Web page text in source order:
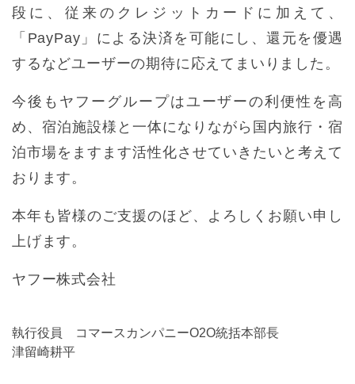
段に、従来のクレジットカードに加えて、
「PayPay」による決済を可能にし、還元を優遇
するなどユーザーの期待に応えてまいりました。
今後もヤフーグループはユーザーの利便性を高
め、宿泊施設様と一体になりながら国内旅行・宿
泊市場をますます活性化させていきたいと考えて
おります。
本年も皆様のご支援のほど、よろしくお願い申し
上げます。
ヤフー株式会社
執行役員 コマースカンパニーO2O統括本部長
津留崎耕平